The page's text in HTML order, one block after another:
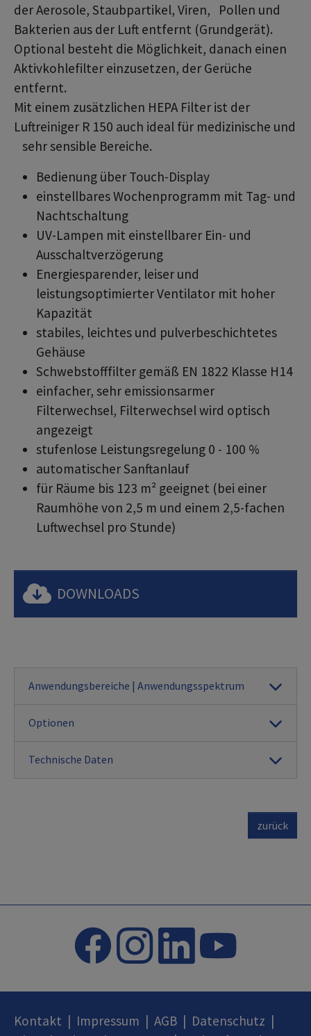
der Aerosole, Staubpartikel, Viren, Pollen und
Bakterien aus der Luft entfernt (Grundgerät).
Optional besteht die Möglichkeit, danach einen
Aktivkohlefilter einzusetzen, der Gerüche
entfernt.
Mit einem zusätzlichen HEPA Filter ist der
Luftreiniger R 150 auch ideal für medizinische und
sehr sensible Bereiche.
Bedienung über Touch-Display
einstellbares Wochenprogramm mit Tag- und
Nachtschaltung
UV-Lampen mit einstellbarer Ein- und
Ausschaltverzögerung
Energiesparender, leiser und
leistungsoptimierter Ventilator mit hoher
Kapazität
stabiles, leichtes und pulverbeschichtetes
Gehäuse
Schwebstofffilter gemäß EN 1822 Klasse H14
einfacher, sehr emissionsarmer
Filterwechsel, Filterwechsel wird optisch
angezeigt
stufenlose Leistungsregelung 0 - 100 %
automatischer Sanftanlauf
für Räume bis 123 m² geeignet (bei einer
Raumhöhe von 2,5 m und einem 2,5-fachen
Luftwechsel pro Stunde)
DOWNLOADS
Anwendungsbereiche | Anwendungsspektrum
Optionen
Technische Daten
zurück
Kontakt Impressum AGB Datenschutz